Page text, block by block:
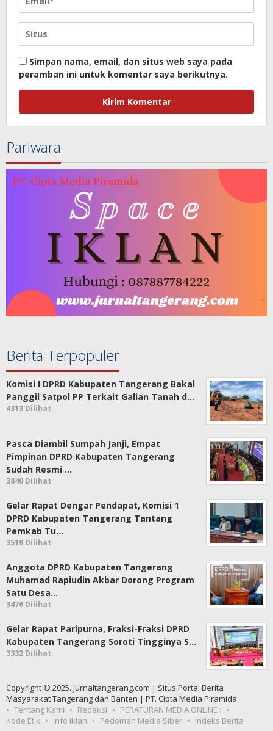
Simpan nama, email, dan situs web saya pada
peramban ini untuk komentar saya berikutnya.
Pariwara
Berita Terpopuler
Komisi I DPRD Kabupaten Tangerang Bakal
Panggil Satpol PP Terkait Galian Tanah d…
4313 Dilihat
Pasca Diambil Sumpah Janji, Empat
Pimpinan DPRD Kabupaten Tangerang
Sudah Resmi …
3840 Dilihat
Gelar Rapat Dengar Pendapat, Komisi 1
DPRD Kabupaten Tangerang Tantang
Pemkab Tu…
3519 Dilihat
Anggota DPRD Kabupaten Tangerang
Muhamad Rapiudin Akbar Dorong Program
Satu Desa…
3476 Dilihat
Gelar Rapat Paripurna, Fraksi-Fraksi DPRD
Kabupaten Tangerang Soroti Tingginya S…
3332 Dilihat
Copyright © 2025. Jurnaltangerang.com | Situs Portal Berita
Masyarakat Tangerang dan Banten | PT. Cipta Media Piramida
Tentang Kami
Redaksi
PERATURAN MEDIA ONLINE :
Kode Etik
Info Iklan Pedoman Media Siber Indeks Berita